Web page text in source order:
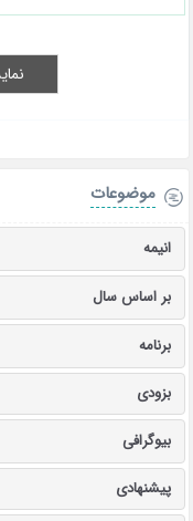
موضوعات
انیمه
بر اساس سال
برنامه
بزودی
بیوگرافی
پیشنهادی